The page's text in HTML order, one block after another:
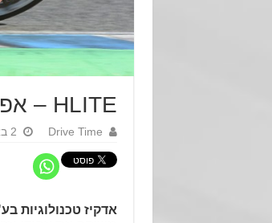
HLITE – אפודי ומעילי כריות האוויר, עכשיו בישראל
Drive Time 2 באוגוסט 2017
אדקיז טכנולוגיות